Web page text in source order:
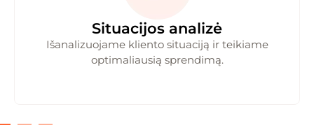
Situacijos analizė
Išanalizuojame kliento situaciją ir teikiame
optimaliausią sprendimą.